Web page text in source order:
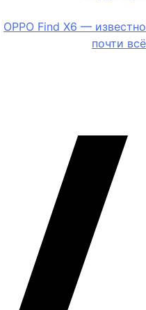
OPPO Find X6 — известно
почти всё